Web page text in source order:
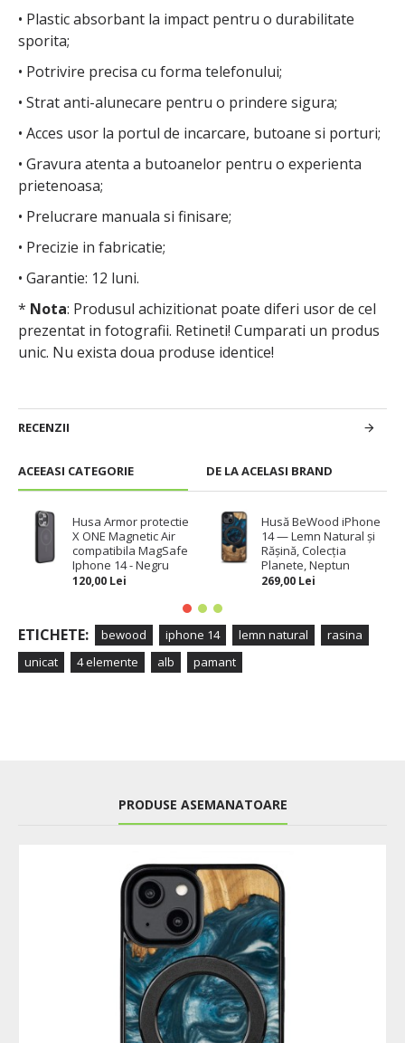
ACEEASI CATEGORIE DE LA ACELASI BRAND
Husa Armor protectie
X ONE Magnetic Air
compatibila MagSafe
Iphone 14 - Negru
120,00 Lei
Husă BeWood iPhone
14 — Lemn Natural și
Rășină, Colecția
Planete, Neptun
269,00 Lei
• Plastic absorbant la impact pentru o durabilitate
sporita;
• Potrivire precisa cu forma telefonului;
• Strat anti-alunecare pentru o prindere sigura;
• Acces usor la portul de incarcare, butoane si porturi;
• Gravura atenta a butoanelor pentru o experienta
prietenoasa;
• Prelucrare manuala si finisare;
• Precizie in fabricatie;
• Garantie: 12 luni.
* Nota: Produsul achizitionat poate diferi usor de cel
prezentat in fotografii. Retineti! Cumparati un produs
unic. Nu exista doua produse identice!
RECENZII
ETICHETE: bewood iphone 14 lemn natural
rasina
unicat
4 elemente alb pamant
PRODUSE ASEMANATOARE